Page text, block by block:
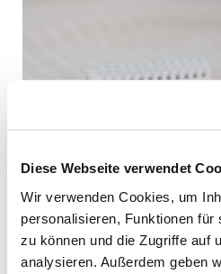
Diese Webseite verwendet
Wir verwenden Cookies, um
personalisieren, Funktionen für
zu können und die Zugriffe auf
analysieren. Außerdem geben